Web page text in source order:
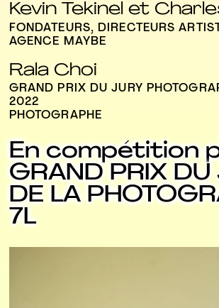
Kevin Tekinel et
FONDATEURS, DIRECTEURS
AGENCE MAYBE
Rala Choi
GRAND PRIX DU JURY
2022
PHOTOGRAPHE
En compétition
GRAND PRIX DU
DE LA
7L